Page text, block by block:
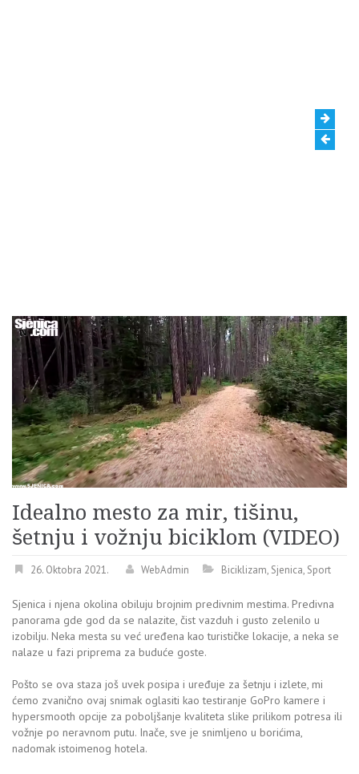
Idealno mesto za mir, tišinu,
šetnju i vožnju biciklom (VIDEO)
26. Oktobra 2021. WebAdmin Biciklizam, Sjenica, Sport
Sjenica i njena okolina obiluju brojnim predivnim mestima. Predivna
panorama gde god da se nalazite, čist vazduh i gusto zelenilo u
izobilju. Neka mesta su već uređena kao turističke lokacije, a neka se
nalaze u fazi priprema za buduće goste.
Pošto se ova staza još uvek posipa i uređuje za šetnju i izlete, mi
ćemo zvanično ovaj snimak oglasiti kao testiranje GoPro kamere i
hypersmooth opcije za poboljšanje kvaliteta slike prilikom potresa ili
vožnje po neravnom putu. Inače, sve je snimljeno u borićima,
nadomak istoimenog hotela.